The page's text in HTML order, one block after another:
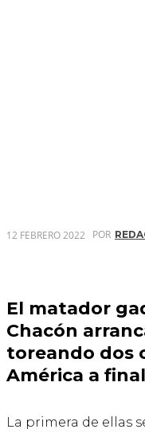
12 FEBRERO 2022 POR
El matador
Chacón
toreando dos
América a
La primera de ellas